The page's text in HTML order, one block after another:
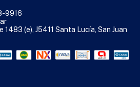
9916
1483 (e), J5411 Santa Lucía, San Juan